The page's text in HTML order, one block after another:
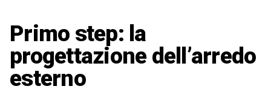
Primo step: la
progettazione dell’arredo
esterno